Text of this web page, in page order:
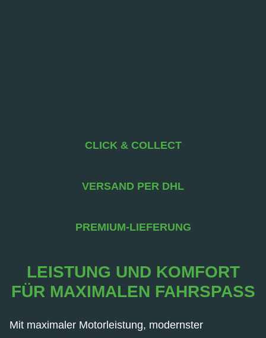
CLICK & COLLECT
VERSAND PER DHL
PREMIUM-LIEFERUNG
LEISTUNG UND KOMFORT
FÜR MAXIMALEN FAHRSPASS
Mit maximaler Motorleistung, modernster